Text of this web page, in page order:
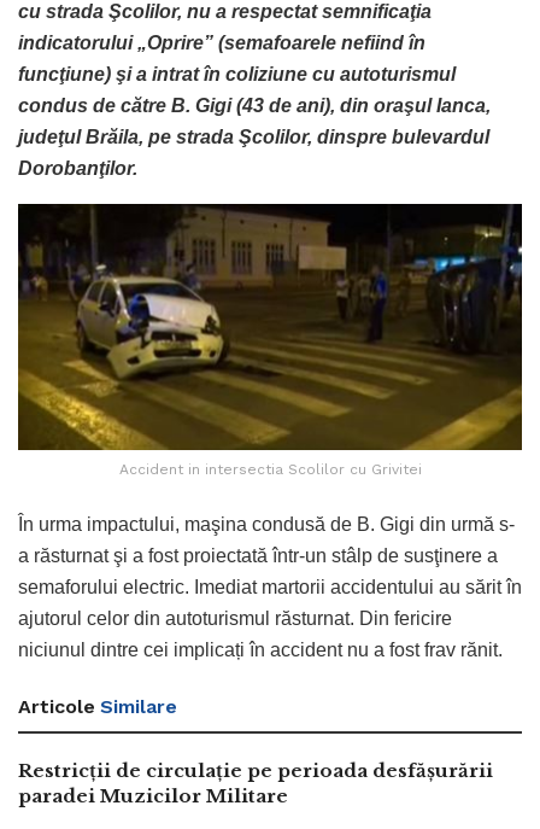
cu strada Şcolilor, nu a respectat semnificaţia
indicatorului „Oprire” (semafoarele nefiind în
funcţiune) şi a intrat în coliziune cu autoturismul
condus de către B. Gigi (43 de ani), din oraşul Ianca,
judeţul Brăila, pe strada Şcolilor, dinspre bulevardul
Dorobanţilor.
Accident in intersectia Scolilor cu Grivitei
În urma impactului, maşina condusă de B. Gigi din urmă s-
a răsturnat şi a fost proiectată într-un stâlp de susţinere a
semaforului electric. Imediat martorii accidentului au sărit în
ajutorul celor din autoturismul răsturnat. Din fericire
niciunul dintre cei implicați în accident nu a fost frav rănit.
Articole Similare
Restricții de circulație pe perioada desfășurării
paradei Muzicilor Militare